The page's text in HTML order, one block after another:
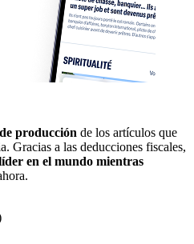
producción de los artículos que
Gracias a las deducciones fiscales,
en el mundo mientras